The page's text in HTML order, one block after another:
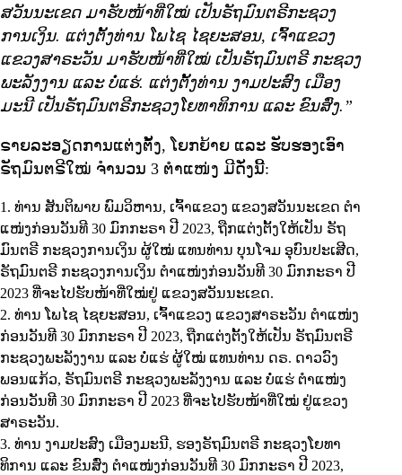
ສວັນນະເຂດ ມາຮັບໜ້າທີ່ໃໝ່ ເປັນຣັຖມົນຕຣີກະຊວງ
ການເງິນ. ແຕ່ງຕັ້ງທ່ານ ໂພໄຊ ໄຊຍະສອນ, ເຈົ້າແຂວງ
ແຂວງສາຣະວັນ ມາຮັບໜ້າທີ່ໃໝ່ ເປັນຣັຖມົນຕຣີ ກະຊວງ
ພະລັງງານ ແລະ ບໍ່ແຮ່. ແຕ່ງຕັ້ງທ່ານ ງາມປະສົງ ເມືອງ
ມະນີ ເປັນຣັຖມົນຕຣີກະຊວງໂຍທາທິການ ແລະ ຂົນສົ່ງ.”
ຣາຍລະອຽດການແຕ່ງຕັ້ງ, ໂຍກຍ້າຍ ແລະ ຮັບຮອງເອົາ
ຣັຖມົນຕຣີໃໝ່ ຈຳນວນ 3 ຕຳແໜ່ງ ມີດັ່ງນີ້:
ທ່ານ ສັນຕິພາບ ພົມວິຫານ, ເຈົ້າແຂວງ ແຂວງສວັນນະເຂດ ຕໍາ
ແໜ່ງກ່ອນວັນທີ 30 ມົກກະຣາ ປີ 2023, ຖືກແຕ່ງຕັ້ງໃຫ້ເປັນ ຣັຖ
ມົນຕຣີ ກະຊວງການເງິນ ຜູ້ໃໝ່ ແທນທ່ານ ບຸນໂຈມ ອຸບົນປະເສີດ,
ຣັຖມົນຕຣີ ກະຊວງການເງິນ ຕຳແໜ່ງກ່ອນວັນທີ 30 ມົກກະຣາ ປີ
2023 ທີ່ຈະໄປຮັບໜ້າທີ່ໃໝ່ຢູ່ ແຂວງສວັນນະເຂດ.
ທ່ານ ໂພໄຊ ໄຊຍະສອນ, ເຈົ້າແຂວງ ແຂວງສາຣະວັນ ຕໍາແໜ່ງ
ກ່ອນວັນທີ 30 ມົກກະຣາ ປີ 2023, ຖືກແຕ່ງຕັ້ງໃຫ້ເປັນ ຣັຖມົນຕຣີ
ກະຊວງພະລັງງານ ແລະ ບໍ່ແຮ່ ຜູ້ໃໝ່ ແທນທ່ານ ດຣ. ດາວວົງ
ພອນແກ້ວ, ຣັຖມົນຕຣີ ກະຊວງພະລັງງານ ແລະ ບໍ່ແຮ່ ຕຳແໜ່ງ
ກ່ອນວັນທີ 30 ມົກກະຣາ ປີ 2023 ທີ່ຈະໄປຮັບໜ້າທີ່ໃໝ່ ຢູ່ແຂວງ
ສາຣະວັນ.
ທ່ານ ງາມປະສົງ ເມືອງມະນີ, ຮອງຣັຖມົນຕຣີ ກະຊວງໂຍທາ
ທິການ ແລະ ຂົນສົ່ງ ຕໍາແໜ່ງກ່ອນວັນທີ 30 ມົກກະຣາ ປີ 2023,